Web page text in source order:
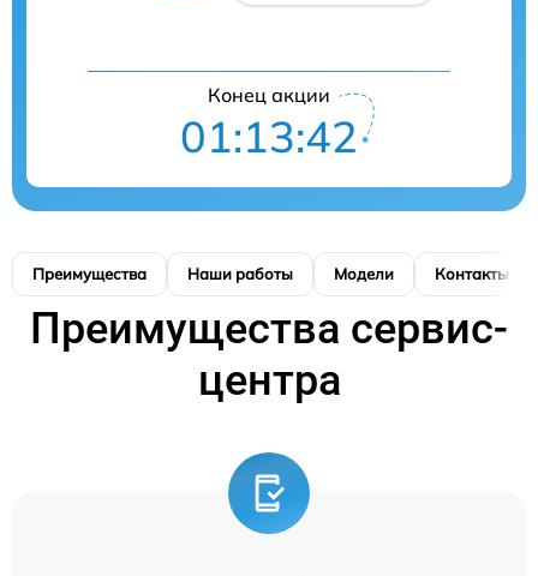
Конец акции
01:13:41
Преимущества Наши работы Модели Контакты
Преимущества сервис-
центра